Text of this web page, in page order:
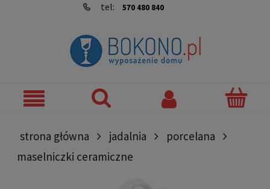
tel: 570 480 840
strona główna jadalnia
porcelana
maselniczki ceramiczne